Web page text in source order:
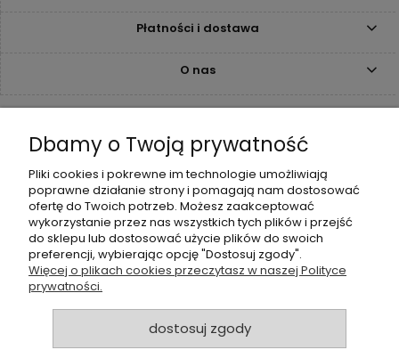
+48 515 308 980
biuro@neoneo.pl
Poniedziałek - piątek:
8:00 - 16:00
Neoneo Sp. z o.o.
Płatności i dostawa
O nas
Dbamy o Twoją prywatność
Pliki cookies i pokrewne im technologie umożliwiają
poprawne działanie strony i pomagają nam dostosować
ofertę do Twoich potrzeb. Możesz zaakceptować
wykorzystanie przez nas wszystkich tych plików i przejść
do sklepu lub dostosować użycie plików do swoich
preferencji, wybierając opcję "Dostosuj zgody".
Więcej o plikach cookies przeczytasz w naszej Polityce
prywatności.
dostosuj zgody